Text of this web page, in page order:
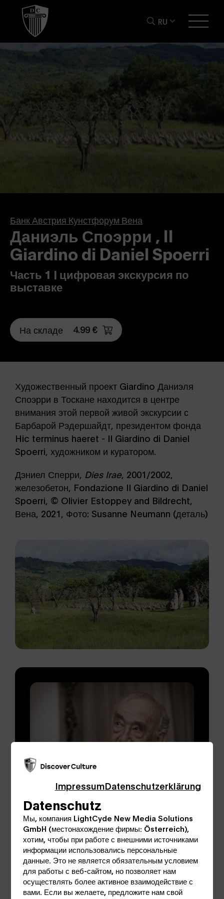
RU
Банк Австрия Кунстфорум Вена
Даниэль Споэрри , Il
Giardino di Daniel Spoerri
Часть 1 | цифровая экскурсия по
выставке
На складе 4.99 €
Художественный проект Giardino Даниэля
Споэрри в Тоскане находится в центре
внимания этой первой живой экскурсии с
Барбарой Рэдершайдт, президентом фонда
Hic terminus haeret - Il Giardino di Daniel
Spoerri, художником и куратором.
Дэниел Сперри, Dies Irae, 2001/2002,
железобетон, Fondazione Il Giardino di Daniel
Spoerri, © Olivier Estoppey and Bildrecht,
Вена, 2021, Фото: Susanne Neumann (деталь)
ImpressumDatenschutzerklärung
Datenschutz
Мы, компания LightCyde New Media Solutions
GmbH (местонахождение фирмы: Österreich),
хотим, чтобы при работе с внешними источниками
информации использовались персональные
данные. Это не является обязательным условием
для работы с веб-сайтом, но позволяет нам
осуществлять более активное взаимодействие с
вами. Если вы желаете, предложите нам свой